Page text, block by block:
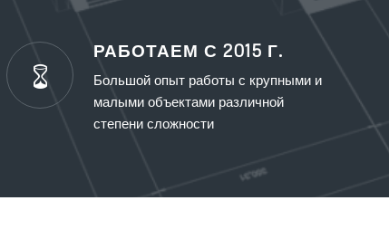
РАБОТАЕМ С 2015 Г.
Большой опыт работы с крупными и
малыми объектами различной
степени сложности